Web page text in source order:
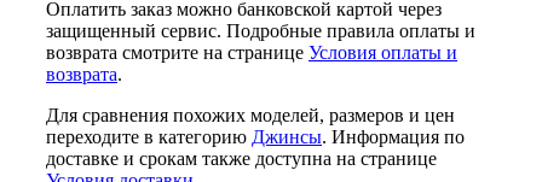
Оплатить заказ можно банковской картой через
защищенный сервис. Подробные правила оплаты и
возврата смотрите на странице Условия оплаты и
возврата.
Для сравнения похожих моделей, размеров и цен
переходите в категорию Джинсы. Информация по
доставке и срокам также доступна на странице